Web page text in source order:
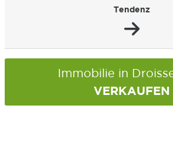
Tendenz
Immobilie in
VERKAUFEN